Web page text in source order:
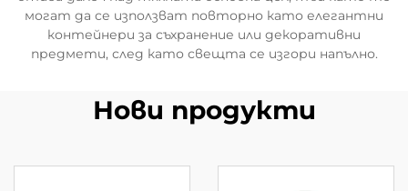
могат да се използват повторно като елегантни
контейнери за съхранение или декоративни
предмети, след като свещта се изгори напълно.
Нови продукти